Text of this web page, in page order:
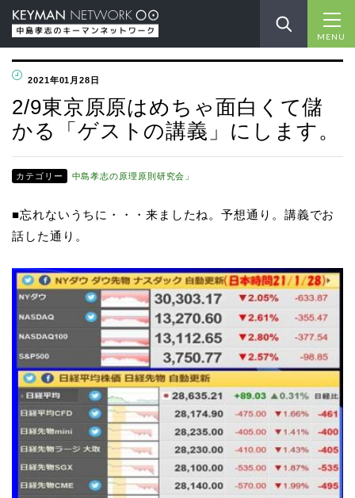
MENU
2021年01月28日
2/9東京原原はめちゃ面白くて儲
かる「ゲストの講義」にします。
カテゴリー 中島孝志の原理原則研究会」
■忘れないうちに・・・来ましたね。予想通り。講義でお
話した通り。